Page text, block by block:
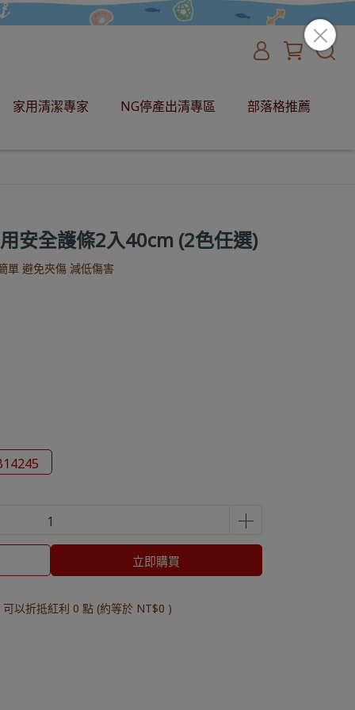
家用清潔專家 NG停產出清專區 部落格推薦
安全護條2入40cm (2色任選)
單 避免夾傷 減低傷害
立即購買
以折抵紅利 0 點 (約等於 NT$0 )